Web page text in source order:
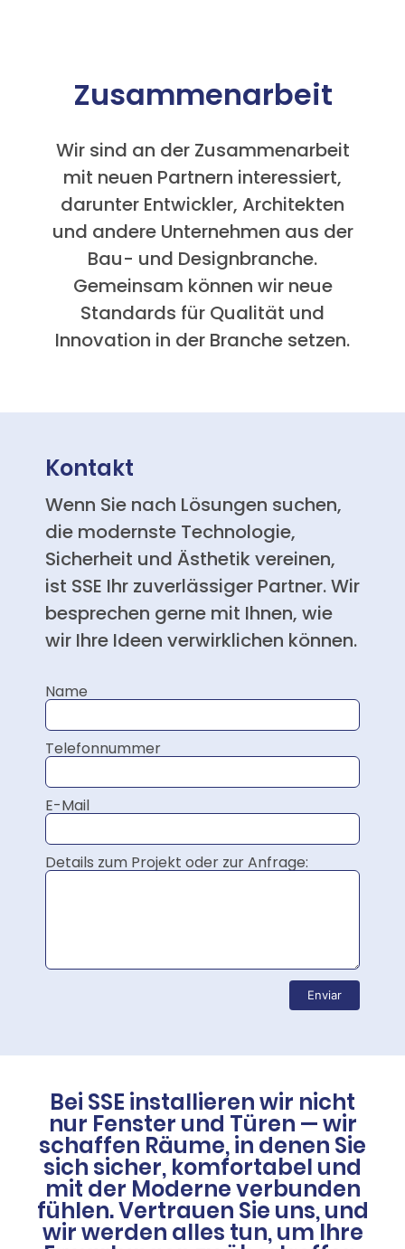
Zusammenarbeit
Wir sind an der Zusammenarbeit
mit neuen Partnern interessiert,
darunter Entwickler, Architekten
und andere Unternehmen aus der
Bau- und Designbranche.
Gemeinsam können wir neue
Standards für Qualität und
Innovation in der Branche setzen.
Kontakt
Wenn Sie nach Lösungen suchen,
die modernste Technologie,
Sicherheit und Ästhetik vereinen,
ist SSE Ihr zuverlässiger Partner. Wir
besprechen gerne mit Ihnen, wie
wir Ihre Ideen verwirklichen können.
Name
Telefonnummer
E-Mail
Details zum Projekt oder zur Anfrage:
Enviar
Bei SSE installieren wir nicht
nur Fenster und Türen — wir
schaffen Räume, in denen Sie
sich sicher, komfortabel und
mit der Moderne verbunden
fühlen. Vertrauen Sie uns, und
wir werden alles tun, um Ihre